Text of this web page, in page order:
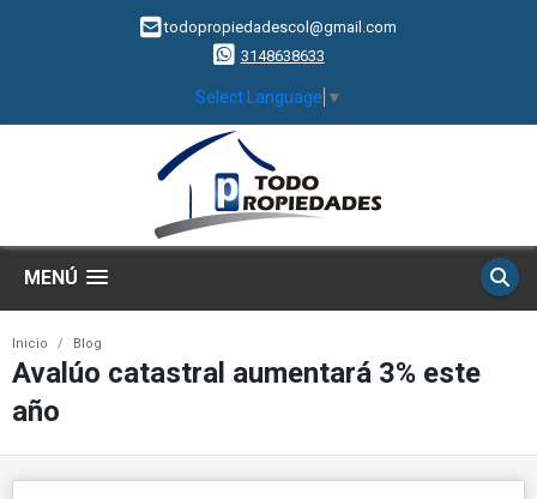
todopropiedadescol@gmail.com
3148638633
Select Language ▼
MENÚ
Inicio Blog
Avalúo catastral aumentará 3% este
año